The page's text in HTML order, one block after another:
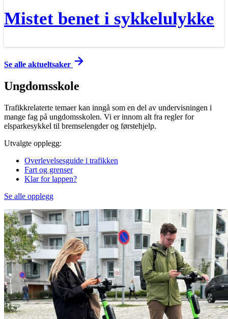
Mistet benet i sykkelulykke
Se alle aktueltsaker
Ungdomsskole
Trafikkrelaterte temaer kan inngå som en del av undervisningen i
mange fag på ungdomsskolen. Vi er innom alt fra regler for
elsparkesykkel til bremselengder og førstehjelp.
Utvalgte opplegg:
Overlevelsesguide i trafikken
Fart og grenser
Klar for lappen?
Se alle opplegg